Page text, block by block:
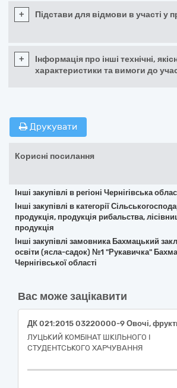
+ Підстави для відмови в участі у
+
Інформація про інші технічні,
характеристики та вимоги до
Друкувати
Корисні посилання
Інші закупівлі в регіоні Чернігівська
Інші закупівлі в категорії
продукція, продукція рибальства,
продукція
Інші закупівлі замовника Бахмацький
освіти (ясла-садок) №1 "Рукавичка"
Чернігівської області
Вас може зацікавити
ЛУЦЬКИЙ КОМБІНАТ ШКІЛЬНОГО І
СТУДЕНТСЬКОГО ХАРЧУВАННЯ